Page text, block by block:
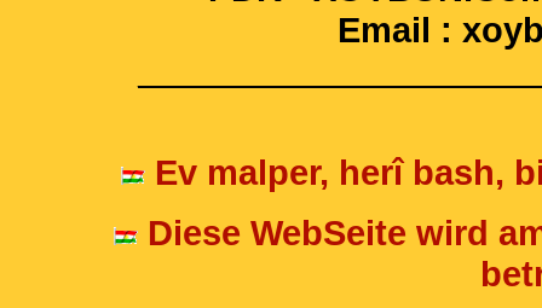
Email :
Ev malper, herî bash,
Diese WebSeite wird